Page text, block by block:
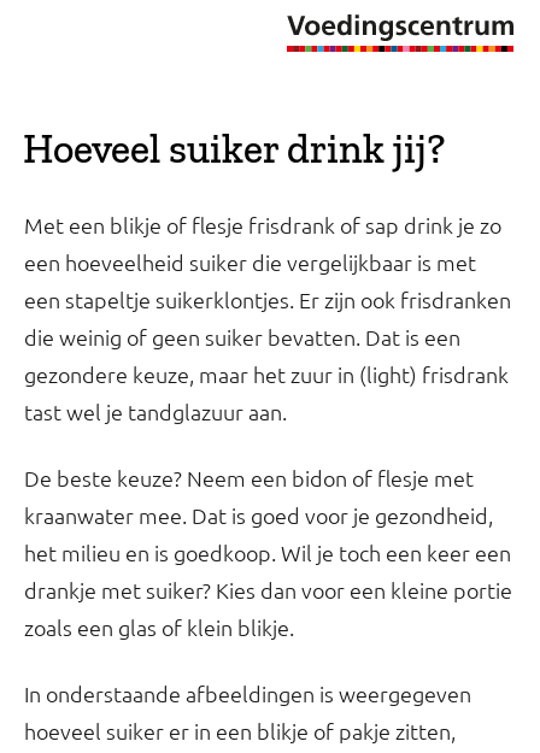
Hoeveel suiker drink jij?
Met een blikje of flesje frisdrank of sap drink je zo
een hoeveelheid suiker die vergelijkbaar is met
een stapeltje suikerklontjes. Er zijn ook frisdranken
die weinig of geen suiker bevatten. Dat is een
gezondere keuze, maar het zuur in (light) frisdrank
tast wel je tandglazuur aan.
De beste keuze? Neem een bidon of flesje met
kraanwater mee. Dat is goed voor je gezondheid,
het milieu en is goedkoop. Wil je toch een keer een
drankje met suiker? Kies dan voor een kleine portie
zoals een glas of klein blikje.
In onderstaande afbeeldingen is weergegeven
hoeveel suiker er in een blikje of pakje zitten,